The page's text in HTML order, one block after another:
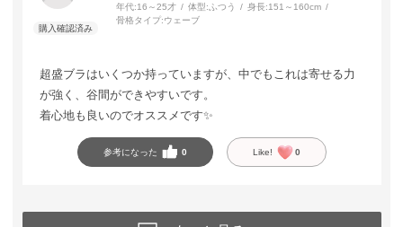
年代:16～25才 体型: ふつう 身長:151～160cm
骨格タイプ:ウェーブ
超盛ブラはいくつか持っていますが、中でもこれは寄せる力
が強く、谷間ができやすいです。
着心地も良いのでオススメです✨
参考になった 0 Like! 0